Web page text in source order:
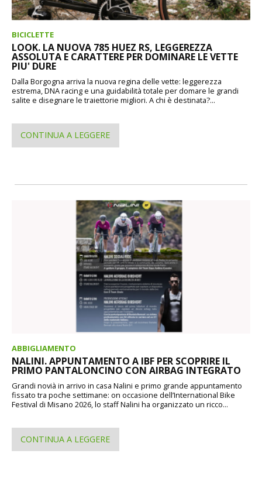
BICICLETTE
LOOK. LA NUOVA 785 HUEZ RS, LEGGEREZZA
ASSOLUTA E CARATTERE PER DOMINARE LE VETTE
PIU' DURE
Dalla Borgogna arriva la nuova regina delle vette: leggerezza
estrema, DNA racing e una guidabilità totale per domare le grandi
salite e disegnare le traiettorie migliori. A chi è destinata?...
CONTINUA A LEGGERE
ABBIGLIAMENTO
NALINI. APPUNTAMENTO A IBF PER SCOPRIRE IL
PRIMO PANTALONCINO CON AIRBAG INTEGRATO
Grandi novià in arrivo in casa Nalini e primo grande appuntamento
fissato tra poche settimane: on occasione dell’International Bike
Festival di Misano 2026, lo staff Nalini ha organizzato un ricco...
CONTINUA A LEGGERE